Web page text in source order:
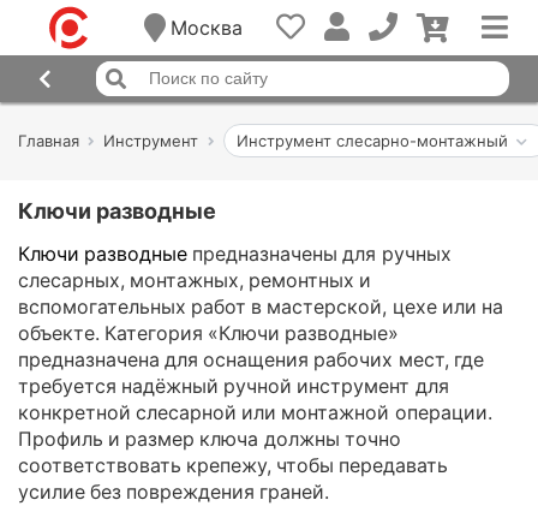
Москва
Главная Инструмент Инструмент слесарно-монтажный
Ключи разводные
Ключи разводные предназначены для ручных
слесарных, монтажных, ремонтных и
вспомогательных работ в мастерской, цехе или на
объекте. Категория «Ключи разводные»
предназначена для оснащения рабочих мест, где
требуется надёжный ручной инструмент для
конкретной слесарной или монтажной операции.
Профиль и размер ключа должны точно
соответствовать крепежу, чтобы передавать
усилие без повреждения граней.